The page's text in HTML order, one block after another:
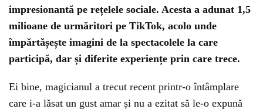
impresionantă pe rețelele sociale. Acesta a adunat 1,5
milioane de urmăritori pe TikTok, acolo unde
împărtășește imagini de la spectacolele la care
participă, dar și diferite experiențe prin care trece.
Ei bine, magicianul a trecut recent printr-o întâmplare
care i-a lăsat un gust amar și nu a ezitat să le-o expună